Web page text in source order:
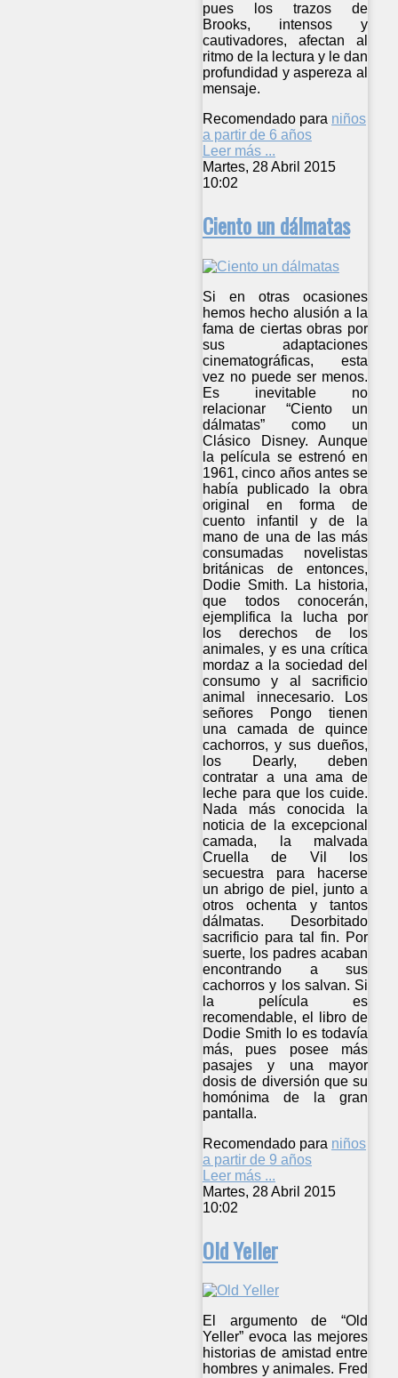
pues los trazos de
Brooks, intensos y
cautivadores, afectan al
ritmo de la lectura y le dan
profundidad y aspereza al
mensaje.
Recomendado para niños
a partir de 6 años
Leer más ...
Martes, 28 Abril 2015
10:02
Ciento un dálmatas
Si en otras ocasiones
hemos hecho alusión a la
fama de ciertas obras por
sus adaptaciones
cinematográficas, esta
vez no puede ser menos.
Es inevitable no
relacionar “Ciento un
dálmatas” como un
Clásico Disney. Aunque
la película se estrenó en
1961, cinco años antes se
había publicado la obra
original en forma de
cuento infantil y de la
mano de una de las más
consumadas novelistas
británicas de entonces,
Dodie Smith. La historia,
que todos conocerán,
ejemplifica la lucha por
los derechos de los
animales, y es una crítica
mordaz a la sociedad del
consumo y al sacrificio
animal innecesario. Los
señores Pongo tienen
una camada de quince
cachorros, y sus dueños,
los Dearly, deben
contratar a una ama de
leche para que los cuide.
Nada más conocida la
noticia de la excepcional
camada, la malvada
Cruella de Vil los
secuestra para hacerse
un abrigo de piel, junto a
otros ochenta y tantos
dálmatas. Desorbitado
sacrificio para tal fin. Por
suerte, los padres acaban
encontrando a sus
cachorros y los salvan. Si
la película es
recomendable, el libro de
Dodie Smith lo es todavía
más, pues posee más
pasajes y una mayor
dosis de diversión que su
homónima de la gran
pantalla.
Recomendado para niños
a partir de 9 años
Leer más ...
Martes, 28 Abril 2015
10:02
Old Yeller
El argumento de “Old
Yeller” evoca las mejores
historias de amistad entre
hombres y animales. Fred